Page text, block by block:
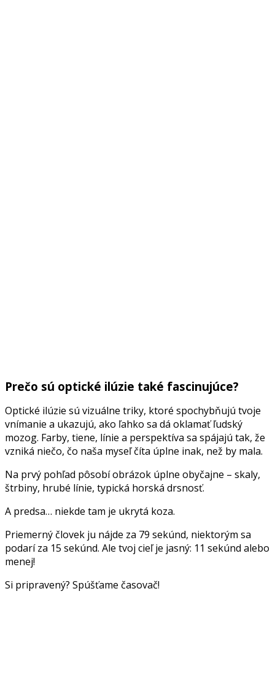
Prečo sú optické ilúzie také fascinujúce?
Optické ilúzie sú vizuálne triky, ktoré spochybňujú tvoje
vnímanie a ukazujú, ako ľahko sa dá oklamať ľudský
mozog. Farby, tiene, línie a perspektíva sa spájajú tak, že
vzniká niečo, čo naša myseľ číta úplne inak, než by mala.
Na prvý pohľad pôsobí obrázok úplne obyčajne – skaly,
štrbiny, hrubé línie, typická horská drsnosť.
A predsa… niekde tam je ukrytá koza.
Priemerný človek ju nájde za 79 sekúnd, niektorým sa
podarí za 15 sekúnd. Ale tvoj cieľ je jasný: 11 sekúnd alebo
menej!
Si pripravený? Spúšťame časovač!